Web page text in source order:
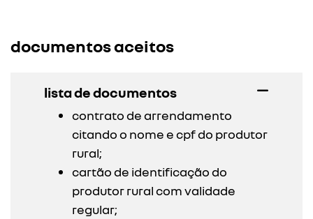
documentos aceitos
lista de documentos
contrato de arrendamento
citando o nome e cpf do produtor
rural;
cartão de identificação do
produtor rural com validade
regular;